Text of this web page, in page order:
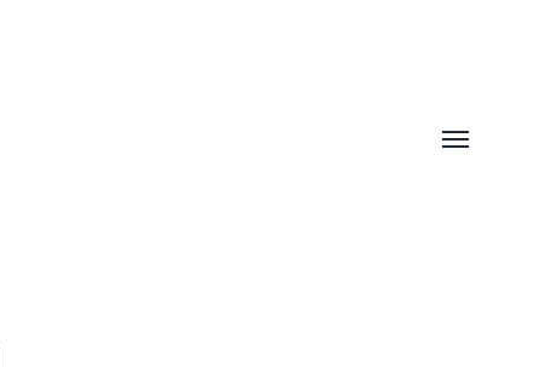
Toggle